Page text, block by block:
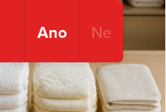
Ano Ne